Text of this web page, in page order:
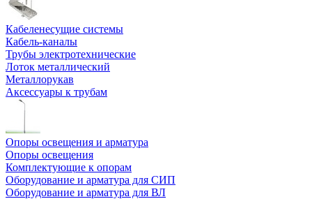
Кабеленесущие системы
Кабель-каналы
Трубы электротехнические
Лоток металлический
Металлорукав
Аксессуары к трубам
Опоры освещения и арматура
Опоры освещения
Комплектующие к опорам
Оборудование и арматура для СИП
Оборудование и арматура для ВЛ